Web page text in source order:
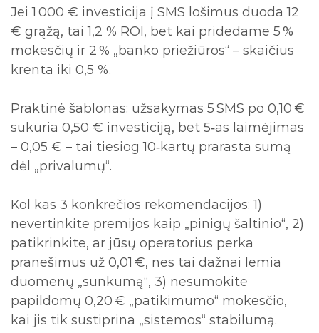
Jei 1 000 € investicija į SMS lošimus duoda 12
€ grąžą, tai 1,2 % ROI, bet kai pridedame 5 %
mokesčių ir 2 % „banko priežiūros“ – skaičius
krenta iki 0,5 %.
Praktinė šablonas: užsakymas 5 SMS po 0,10 €
sukuria 0,50 € investiciją, bet 5‑as laimėjimas
– 0,05 € – tai tiesiog 10‑kartų prarasta sumą
dėl „privalumų“.
Kol kas 3 konkrečios rekomendacijos: 1)
nevertinkite premijos kaip „pinigų šaltinio“, 2)
patikrinkite, ar jūsų operatorius perka
pranešimus už 0,01 €, nes tai dažnai lemia
duomenų „sunkumą“, 3) nesumokite
papildomų 0,20 € „patikimumo“ mokesčio,
kai jis tik sustiprina „sistemos“ stabilumą.